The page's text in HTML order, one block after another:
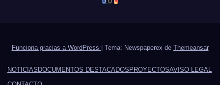
Funciona gracias a WordPress Tema: Newspaperex de Themeansar
NOTICIAS DOCUMENTOS DESTACADOS PROYECTOSAVISO LEGAL